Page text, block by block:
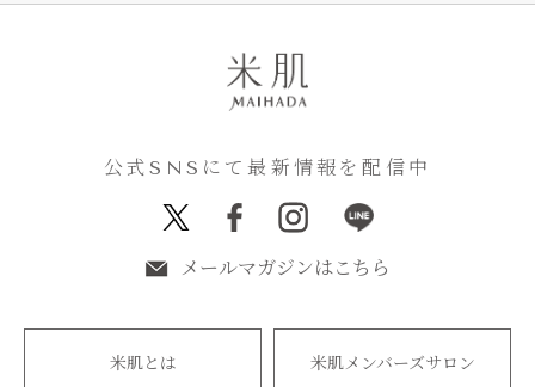
公式SNSにて最新情報を配信中
メールマガジンはこちら
米肌とは 米肌メンバーズサロン